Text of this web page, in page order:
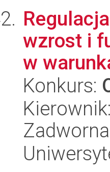
wzrost i
w
Konkurs:
Zadworna